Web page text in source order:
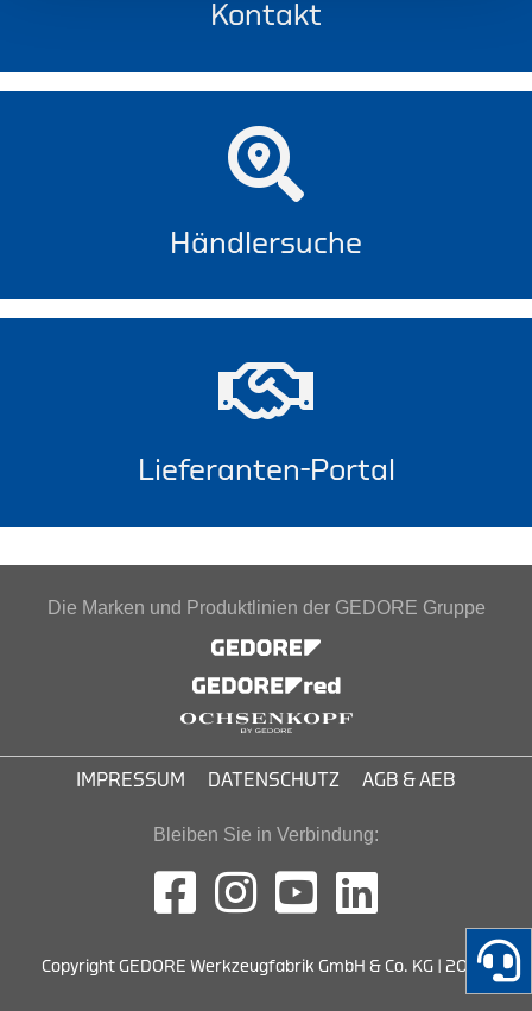
Kontakt
Händlersuche
Lieferanten-Portal
Die Marken und Produktlinien der GEDORE Gruppe
IMPRESSUM DATENSCHUTZ AGB & AEB
Bleiben Sie in Verbindung:
Copyright GEDORE Werkzeugfabrik GmbH & Co. KG | 2026